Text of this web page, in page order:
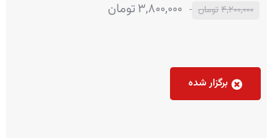
تومان4,200,000 تومان3,800,000
برگزار شده